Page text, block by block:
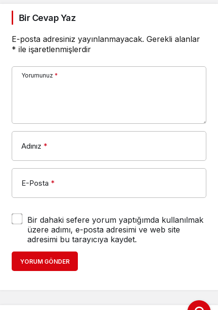
Bir Cevap Yaz
E-posta adresiniz yayınlanmayacak. Gerekli alanlar
* ile işaretlenmişlerdir
Yorumunuz *
Adınız *
E-Posta *
Bir dahaki sefere yorum yaptığımda kullanılmak
üzere adımı, e-posta adresimi ve web site
adresimi bu tarayıcıya kaydet.
YORUM GÖNDER